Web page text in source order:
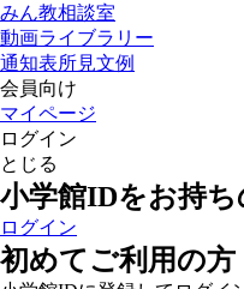
みん教相談室
動画ライブラリー
通知表所見文例
会員向け
マイページ
ログイン
とじる
小学館IDをお持
ログイン
初めてご利用の方